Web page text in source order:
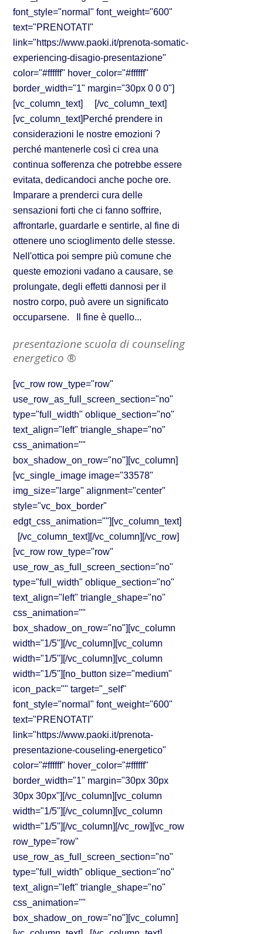
font_style="normal" font_weight="600"
text="PRENOTATI"
link="https://www.paoki.it/prenota-somatic-
experiencing-disagio-presentazione"
color="#ffffff" hover_color="#ffffff"
border_width="1" margin="30px 0 0 0"]
[vc_column_text] [/vc_column_text]
[vc_column_text]Perché prendere in
considerazioni le nostre emozioni ?
perché mantenerle così ci crea una
continua sofferenza che potrebbe essere
evitata, dedicandoci anche poche ore.
Imparare a prenderci cura delle
sensazioni forti che ci fanno soffrire,
affrontarle, guardarle e sentirle, al fine di
ottenere uno scioglimento delle stesse.
Nell'ottica poi sempre più comune che
queste emozioni vadano a causare, se
prolungate, degli effetti dannosi per il
nostro corpo, può avere un significato
occuparsene. Il fine è quello...
presentazione scuola di counseling
energetico ®
[vc_row row_type="row"
use_row_as_full_screen_section="no"
type="full_width" oblique_section="no"
text_align="left" triangle_shape="no"
css_animation=""
box_shadow_on_row="no"][vc_column]
[vc_single_image image="33578"
img_size="large" alignment="center"
style="vc_box_border"
edgt_css_animation=""][vc_column_text]
[/vc_column_text][/vc_column][/vc_row]
[vc_row row_type="row"
use_row_as_full_screen_section="no"
type="full_width" oblique_section="no"
text_align="left" triangle_shape="no"
css_animation=""
box_shadow_on_row="no"][vc_column
width="1/5"][/vc_column][vc_column
width="1/5"][/vc_column][vc_column
width="1/5"][no_button size="medium"
icon_pack="" target="_self"
font_style="normal" font_weight="600"
text="PRENOTATI"
link="https://www.paoki.it/prenota-
presentazione-couseling-energetico"
color="#ffffff" hover_color="#ffffff"
border_width="1" margin="30px 30px
30px 30px"][/vc_column][vc_column
width="1/5"][/vc_column][vc_column
width="1/5"][/vc_column][/vc_row][vc_row
row_type="row"
use_row_as_full_screen_section="no"
type="full_width" oblique_section="no"
text_align="left" triangle_shape="no"
css_animation=""
box_shadow_on_row="no"][vc_column]